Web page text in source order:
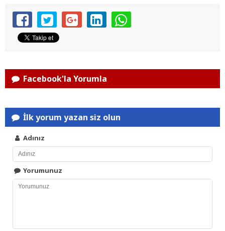
Facebook'la Yorumla
İlk yorum yazan siz olun
Adınız
Yorumunuz